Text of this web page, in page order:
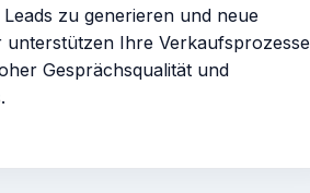
zu generieren und neue
unterstützen Ihre Verkaufsprozesse
Gesprächsqualität und